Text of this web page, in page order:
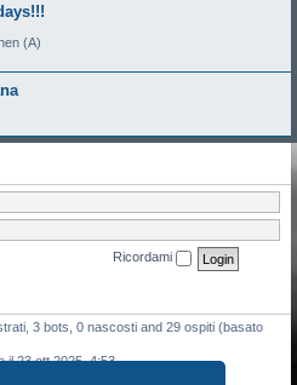
(A)
Ricordami
3 bots, 0 nascosti and 29 ospiti (basato
il 23 ott 2025, 4:53